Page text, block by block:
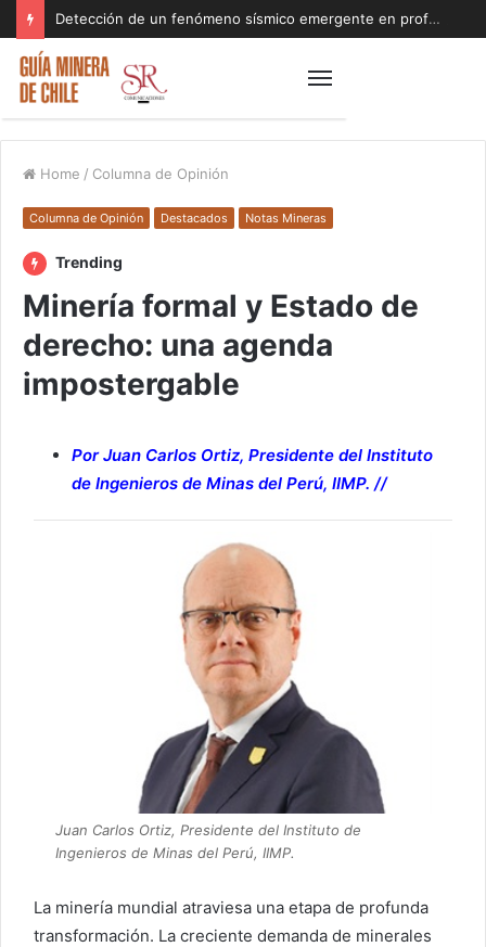
Detección de un fenómeno sísmico emergente en profundidad con riesgos diferentes a los conocidos paraliza Andes Norte
Home / Columna de Opinión
Columna de Opinión Destacados Notas Mineras
Trending
Minería formal y Estado de
derecho: una agenda
impostergable
Por Juan Carlos Ortiz, Presidente del Instituto
de Ingenieros de Minas del Perú, IIMP. //
Juan Carlos Ortiz, Presidente del Instituto de
Ingenieros de Minas del Perú, IIMP.
La minería mundial atraviesa una etapa de profunda
transformación. La creciente demanda de minerales